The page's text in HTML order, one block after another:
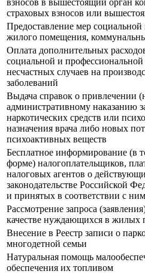
взносов в вышестоящий орган
страховых взносов или
Предоставление мер
жилого помещения,
Оплата дополнительных
социальной и
несчастных случаев на
заболеваний
Выдача справок о привлечении
административному наказанию
наркотических средств или
назначения врача либо новых
психоактивных веществ
Бесплатное информирование (в
форме) налогоплательщиков,
налоговых агентов о
законодательстве Российской
и принятых в соответствии с ним
Рассмотрение запроса
качестве нуждающихся в жилых
Внесение в Реестр записи о
многодетной семьи
Натуральная помощь
обеспечения их топливом